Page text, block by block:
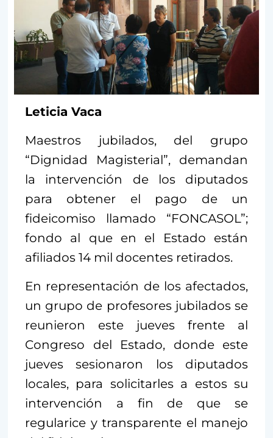
Leticia Vaca
Maestros jubilados, del grupo
“Dignidad Magisterial”, demandan
la intervención de los diputados
para obtener el pago de un
fideicomiso llamado “FONCASOL”;
fondo al que en el Estado están
afiliados 14 mil docentes retirados.
En representación de los afectados,
un grupo de profesores jubilados se
reunieron este jueves frente al
Congreso del Estado, donde este
jueves sesionaron los diputados
locales, para solicitarles a estos su
intervención a fin de que se
regularice y transparente el manejo